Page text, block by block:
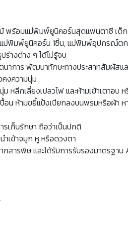
พร้อมแม่พิมพ์ยูนิคอร์นสุดแฟนตาซี เด็
ม่พิมพ์ยูนิคอร์น 1ชิ้น, แม่พิมพ์อุปกรณ์ต
างต่าง ๆ ได้ไม่รู้จบ
าการ พัฒนาทักษะทางประสาทสัมผัสแ
คงความนุ่ม
หลีกเลี่ยงเปลวไฟ และห้ามเข้าเตาอบ
อน ห้ามขยี้แป้งเปียกลงบนพรมหรือผ้
เก็บรักษา ถือว่าเป็นปกติ
ำเข้าจมูก หู หรือดวงตา
รพิษ และได้รับการรับรองมาตรฐาน